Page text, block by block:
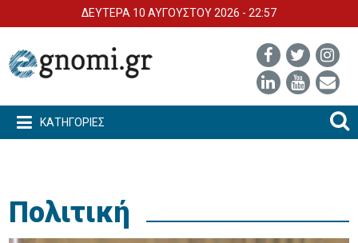
ΔΕΥΤΕΡΑ 10 ΑΥΓΟΥΣΤΟΥ 2026 - 22:57
ΚΑΤΗΓΟΡΙΕΣ
Πολιτική